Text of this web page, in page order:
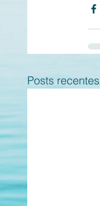
Posts recentes